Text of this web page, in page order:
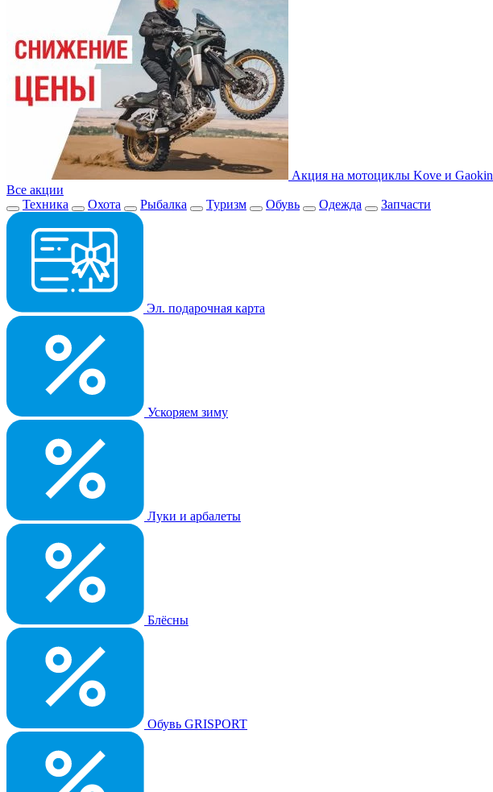
Акция на мотоциклы Kove и Gaokin
Все акции
Техника
Охота Рыбалка Туризм Обувь Одежда Запчасти
Эл. подарочная карта
Ускоряем зиму
Луки и арбалеты
Блёсны
Обувь GRISPORT